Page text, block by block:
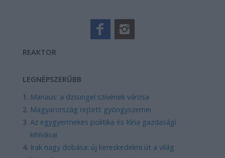
REAKTOR
LEGNÉPSZERŰBB
Manaus: a dzsungel szívének városa
Magyarország rejtett gyöngyszemei
Az egygyermekes politika és Kína gazdasági
kihívásai
Irak nagy dobása: új kereskedelmi út a világ